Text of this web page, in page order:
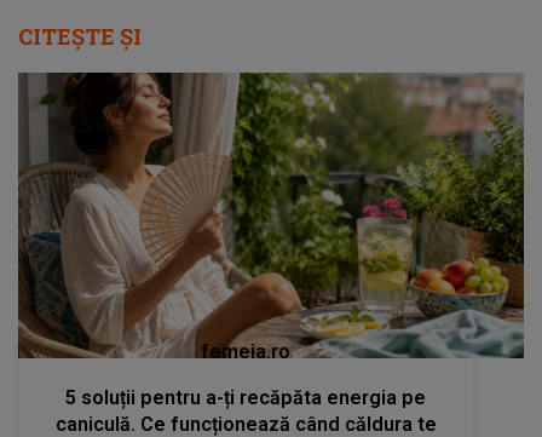
CITEȘTE ȘI
femeia.ro
5 soluții pentru a-ți recăpăta energia pe
caniculă. Ce funcționează când căldura te